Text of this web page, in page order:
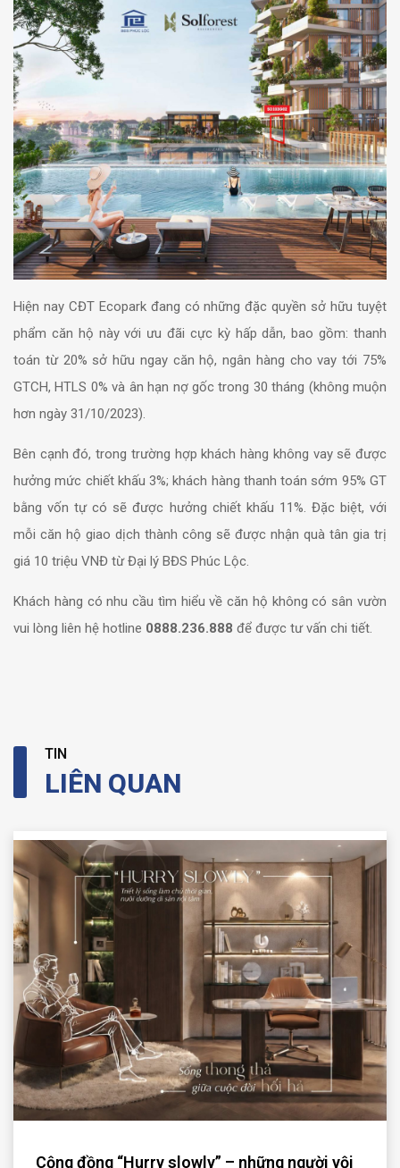
Hiện nay CĐT Ecopark đang có những đặc quyền sở hữu tuyệt
phẩm căn hộ này với ưu đãi cực kỳ hấp dẫn, bao gồm: thanh
toán từ 20% sở hữu ngay căn hộ, ngân hàng cho vay tới 75%
GTCH, HTLS 0% và ân hạn nợ gốc trong 30 tháng (không muộn
hơn ngày 31/10/2023).
Bên cạnh đó, trong trường hợp khách hàng không vay sẽ được
hưởng mức chiết khấu 3%; khách hàng thanh toán sớm 95% GT
bằng vốn tự có sẽ được hưởng chiết khấu 11%. Đặc biệt, với
mỗi căn hộ giao dịch thành công sẽ được nhận quà tân gia trị
giá 10 triệu VNĐ từ Đại lý BĐS Phúc Lộc.
Khách hàng có nhu cầu tìm hiểu về căn hộ không có sân vườn
vui lòng liên hệ hotline 0888.236.888 để được tư vấn chi tiết.
TIN
LIÊN QUAN
Cộng đồng “Hurry slowly” – những người vội